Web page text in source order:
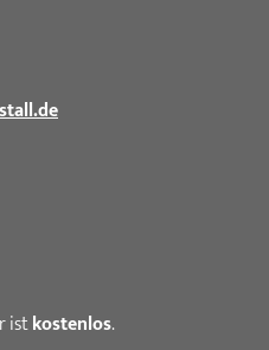
istkostenlos.